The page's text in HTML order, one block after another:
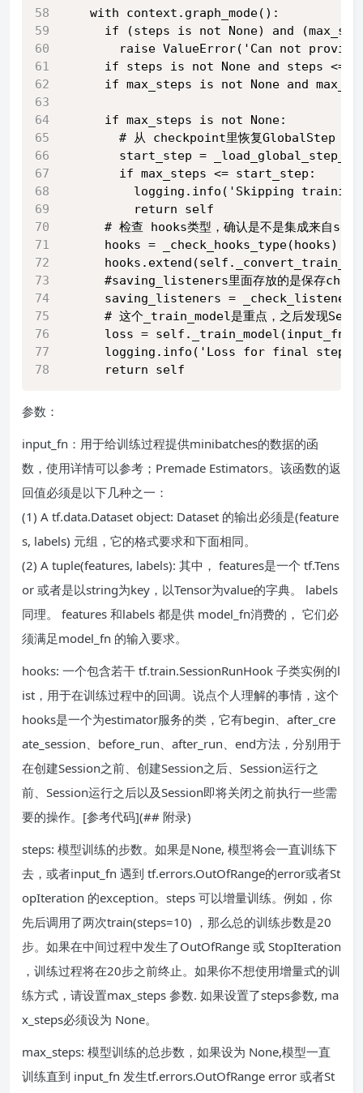
    with context.graph_mode():
if (steps is not None) and
raise ValueError('Can not
if steps is not None and steps <=
if max_steps is not None and
      if max_steps is not None:
        # 从 checkpoint里恢复GlobalStep
start_step =
        if max_steps <= start_step:
logging.info('Skipping
          return self
# 检查 hooks类型，确认是不是集成来自
      hooks = _check_hooks_type(hooks)
#saving_listeners里面存放的是保存
saving_listeners =
# 这个_train_model是重点，之后发现
loss = self._train_model(input_fn,
logging.info('Loss for final step:
      return self
参数：
input_fn：用于给训练过程提供minibatches的数据的函
数，使用详情可以参考；Premade Estimators。该函数的返
回值必须是以下几种之一：
(1) A tf.data.Dataset object: Dataset 的输出必须是(feature
s, labels) 元组，它的格式要求和下面相同。
(2) A tuple(features, labels): 其中， features是一个 tf.Tens
or 或者是以string为key，以Tensor为value的字典。 labels
同理。 features 和labels 都是供 model_fn消费的， 它们必
须满足model_fn 的输入要求。
hooks: 一个包含若干 tf.train.SessionRunHook 子类实例的l
ist，用于在训练过程中的回调。说点个人理解的事情，这个
hooks是一个为estimator服务的类，它有begin、after_cre
ate_session、before_run、after_run、end方法，分别用于
在创建Session之前、创建Session之后、Session运行之
前、Session运行之后以及Session即将关闭之前执行一些需
要的操作。[参考代码](## 附录)
steps: 模型训练的步数。如果是None, 模型将会一直训练下
去，或者input_fn 遇到 tf.errors.OutOfRange的error或者St
opIteration 的exception。steps 可以增量训练。例如，你
先后调用了两次train(steps=10) ，那么总的训练步数是20
步。如果在中间过程中发生了OutOfRange 或 StopIteration
，训练过程将在20步之前终止。如果你不想使用增量式的训
练方式，请设置max_steps 参数. 如果设置了steps参数, ma
x_steps必须设为 None。
max_steps: 模型训练的总步数，如果设为 None,模型一直
训练直到 input_fn 发生tf.errors.OutOfRange error 或者St